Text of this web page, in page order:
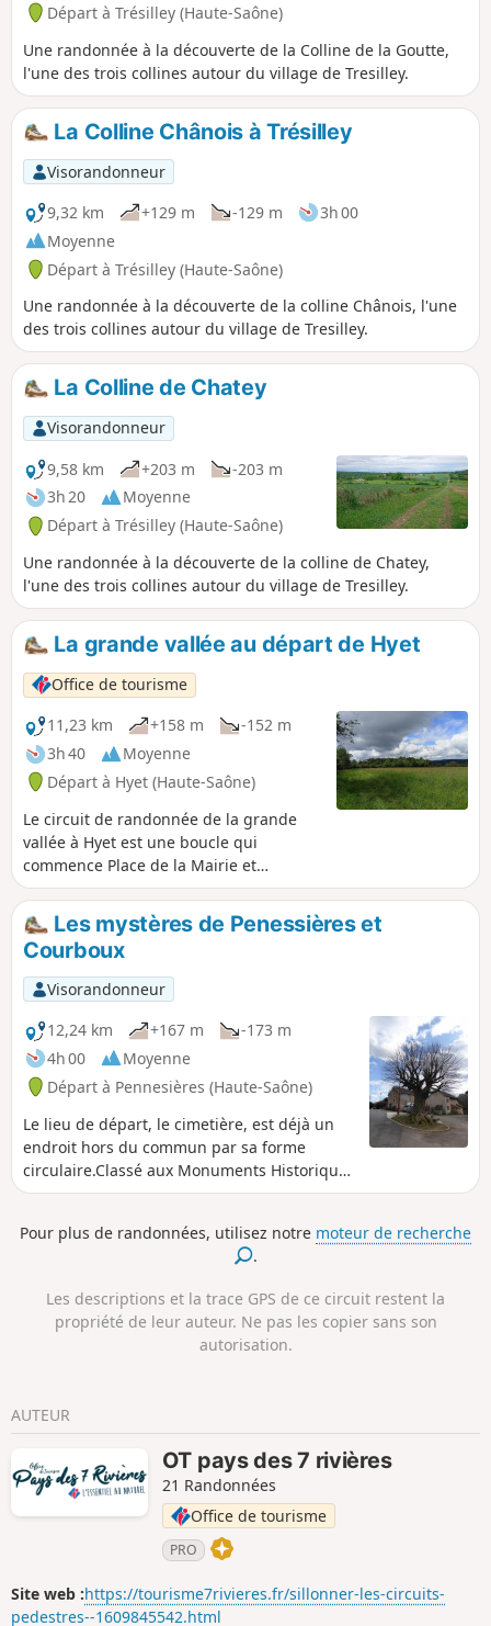
Départ à Trésilley (Haute-Saône)
Une randonnée à la découverte de la Colline de la Goutte,
l'une des trois collines autour du village de Tresilley.
La Colline Chânois à Trésilley
Visorandonneur
9,32 km
+129 m -129 m
3h 00
Moyenne
Départ à Trésilley (Haute-Saône)
Une randonnée à la découverte de la colline Chânois, l'une
des trois collines autour du village de Tresilley.
La Colline de Chatey
Visorandonneur
9,58 km
+203 m
-203 m
3h 20
Moyenne
Départ à Trésilley (Haute-Saône)
Une randonnée à la découverte de la colline de Chatey,
l'une des trois collines autour du village de Tresilley.
La grande vallée au départ de Hyet
Office de tourisme
11,23 km
+158 m
-152 m
3h 40
Moyenne
Départ à Hyet (Haute-Saône)
Le circuit de randonnée de la grande
vallée à Hyet est une boucle qui
commence Place de la Mairie et
retourne à son point de départ. Idéal
pour les amateurs de forêts car le
sentier passe à côté du Bois du Mont et
descend jusqu'à La Malachère.Le
chemin se poursuit dans le long du Bois
des Rêpes avant d'entrer dans le Bois de
la Grande Vallée avant de revenir donc à
Hyet.
Les mystères de Penessières et
Courboux
Visorandonneur
12,24 km
+167 m
-173 m
4h 00
Moyenne
Départ à Pennesières (Haute-Saône)
Le lieu de départ, le cimetière, est déjà un
endroit hors du commun par sa forme
circulaire.Classé aux Monuments Historiques
depuis 2004, on n'en compte que trois en
Pour plus de randonnées, utilisez notre moteur de recherche
.
Les descriptions et la trace GPS de ce circuit restent la
propriété de leur auteur. Ne pas les copier sans son
autorisation.
AUTEUR
OT pays des 7 rivières
21 Randonnées
Office de tourisme
PRO
Site web :https://tourisme7rivieres.fr/sillonner-les-circuits-
pedestres--1609845542.html